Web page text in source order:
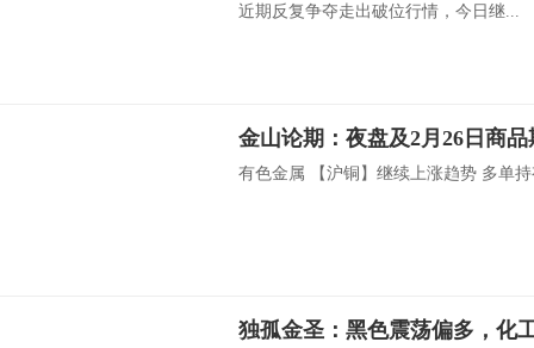
近期反复争夺走出破位行情，今日继...
金山论期：夜盘及2月26日商
有色金属 【沪铜】继续上涨趋势 多单
独孤金圣：黑色震荡偏多，化